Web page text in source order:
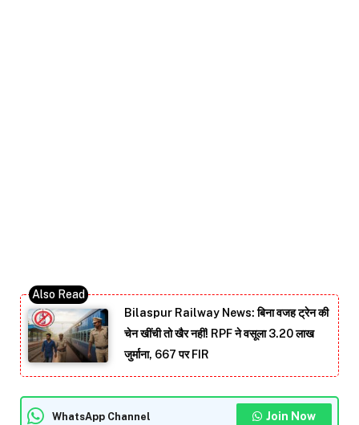
Bilaspur Railway News: बिना वजह ट्रेन की
चेन खींची तो खैर नहीं! RPF ने वसूला 3.20 लाख
जुर्माना, 667 पर FIR
WhatsApp Channel Join Now